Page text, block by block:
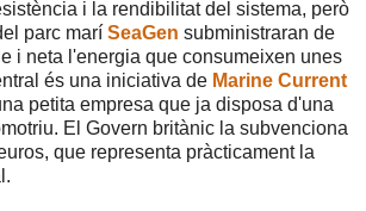
i la rendibilitat del sistema, però
parc marí SeaGen subministraran de
i neta l'energia que consumeixen unes
és una iniciativa de Marine Current
petita empresa que ja disposa d'una
El Govern britànic la subvenciona
que representa pràcticament la